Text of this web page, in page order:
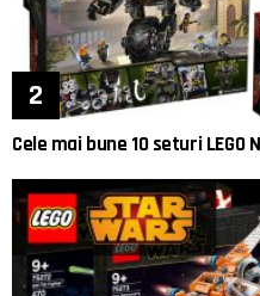
Cele mai bune 10 seturi